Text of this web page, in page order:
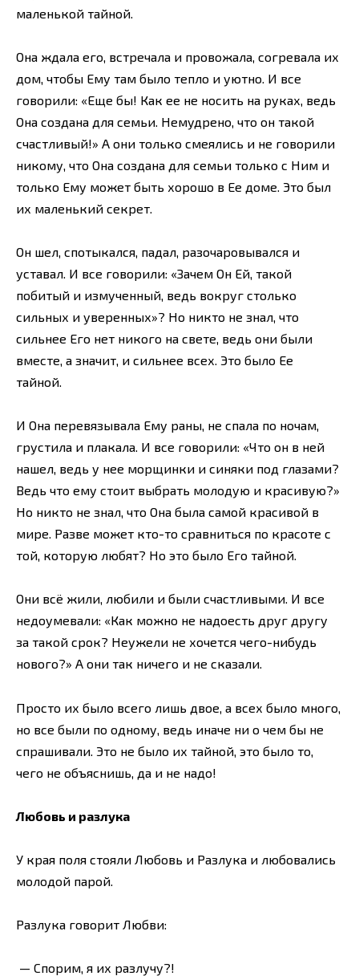
маленькой тайной.
Она ждала его, встречала и провожала, согревала их
дом, чтобы Ему там было тепло и уютно. И все
говорили: «Еще бы! Как ее не носить на руках, ведь
Она создана для семьи. Немудрено, что он такой
счастливый!» А они только смеялись и не говорили
никому, что Она создана для семьи только с Ним и
только Ему может быть хорошо в Ее доме. Это был
их маленький секрет.
Он шел, спотыкался, падал, разочаровывался и
уставал. И все говорили: «Зачем Он Ей, такой
побитый и измученный, ведь вокруг столько
сильных и уверенных»? Но никто не знал, что
сильнее Его нет никого на свете, ведь они были
вместе, а значит, и сильнее всех. Это было Ее
тайной.
И Она перевязывала Ему раны, не спала по ночам,
грустила и плакала. И все говорили: «Что он в ней
нашел, ведь у нее морщинки и синяки под глазами?
Ведь что ему стоит выбрать молодую и красивую?»
Но никто не знал, что Она была самой красивой в
мире. Разве может кто-то сравниться по красоте с
той, которую любят? Но это было Его тайной.
Они всё жили, любили и были счастливыми. И все
недоумевали: «Как можно не надоесть друг другу
за такой срок? Неужели не хочется чего-нибудь
нового?» А они так ничего и не сказали.
Просто их было всего лишь двое, а всех было много,
но все были по одному, ведь иначе ни о чем бы не
спрашивали. Это не было их тайной, это было то,
чего не объяснишь, да и не надо!
Любовь и разлука
У края поля стояли Любовь и Разлука и любовались
молодой парой.
Разлука говорит Любви:
— Спорим, я их разлучу?!